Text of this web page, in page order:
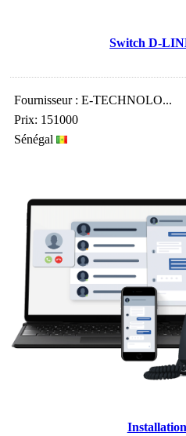
Switch D-
Fournisseur : E-TECHNOLO...
Prix: 151000
Sénégal